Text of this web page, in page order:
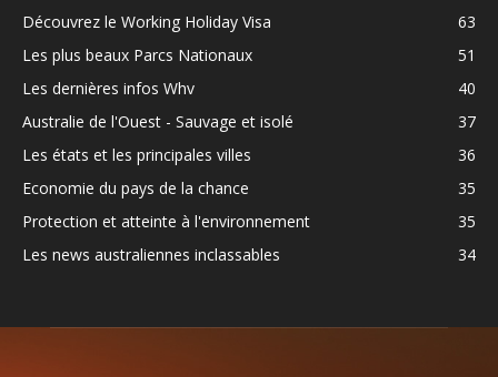
Découvrez le Working Holiday Visa
63
Les plus beaux Parcs Nationaux
51
Les dernières infos Whv
40
Australie de l'Ouest - Sauvage et isolé
37
Les états et les principales villes
36
Economie du pays de la chance
35
Protection et atteinte à l'environnement
35
Les news australiennes inclassables
34